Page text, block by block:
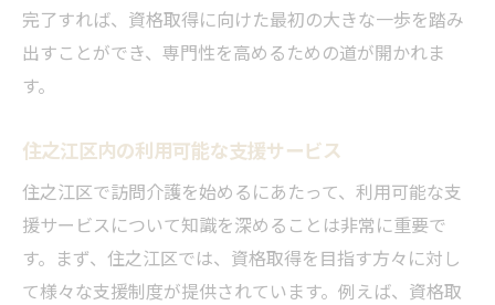
完了すれば、資格取得に向けた最初の大きな一歩を踏み
出すことができ、専門性を高めるための道が開かれま
す。
住之江区内の利用可能な支援サービス
住之江区で訪問介護を始めるにあたって、利用可能な支
援サービスについて知識を深めることは非常に重要で
す。まず、住之江区では、資格取得を目指す方々に対し
て様々な支援制度が提供されています。例えば、資格取